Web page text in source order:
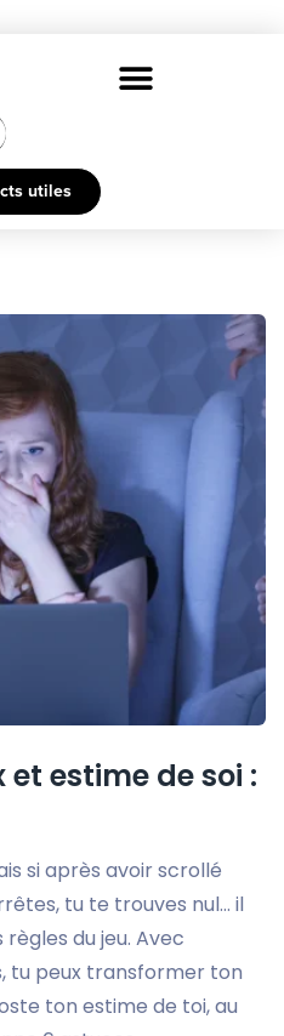
utiles
et estime de soi :
si après avoir scrollé
tu te trouves nul… il
du jeu. Avec
tu peux transformer ton
ton estime de toi, au